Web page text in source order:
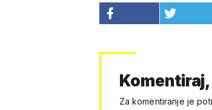
Za komentiranje je